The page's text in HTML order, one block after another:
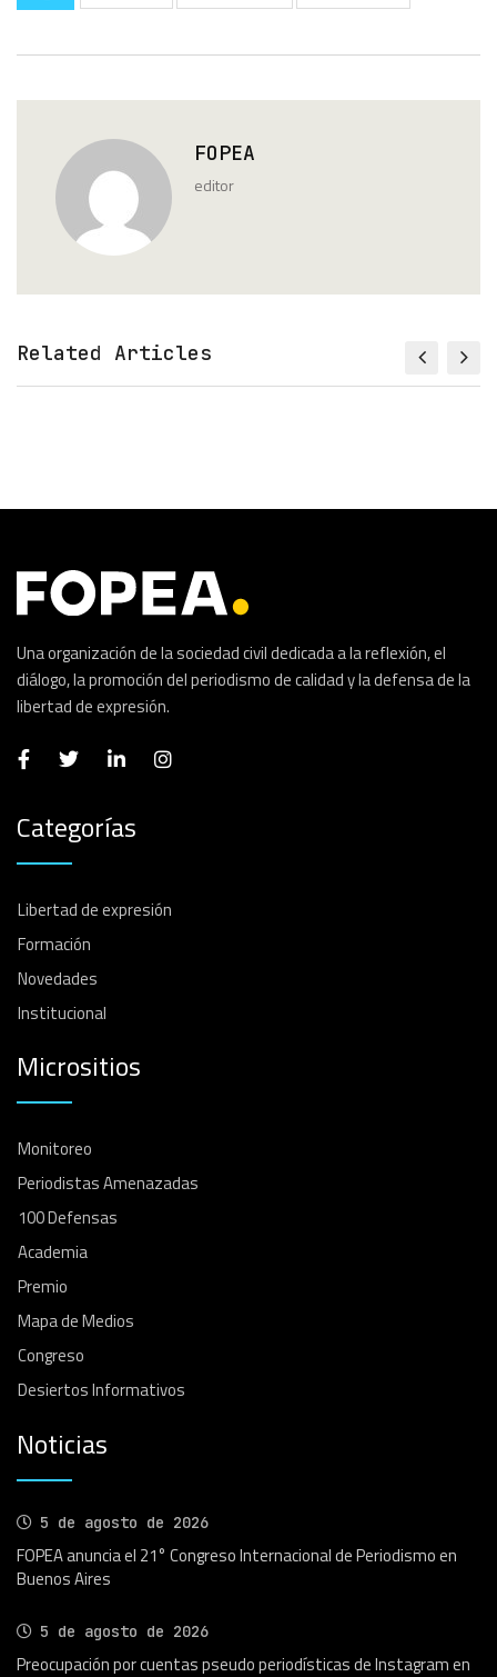
FOPEA
editor
Related Articles
Una organización de la sociedad civil dedicada a la reflexión, el
diálogo, la promoción del periodismo de calidad y la defensa de la
libertad de expresión.
Categorías
Libertad de expresión
Formación
Novedades
Institucional
Micrositios
Monitoreo
Periodistas Amenazadas
100 Defensas
Academia
Premio
Mapa de Medios
Congreso
Desiertos Informativos
Noticias
5 de agosto de 2026
FOPEA anuncia el 21° Congreso Internacional de Periodismo en
Buenos Aires
5 de agosto de 2026
Preocupación por cuentas pseudo periodísticas de Instagram en